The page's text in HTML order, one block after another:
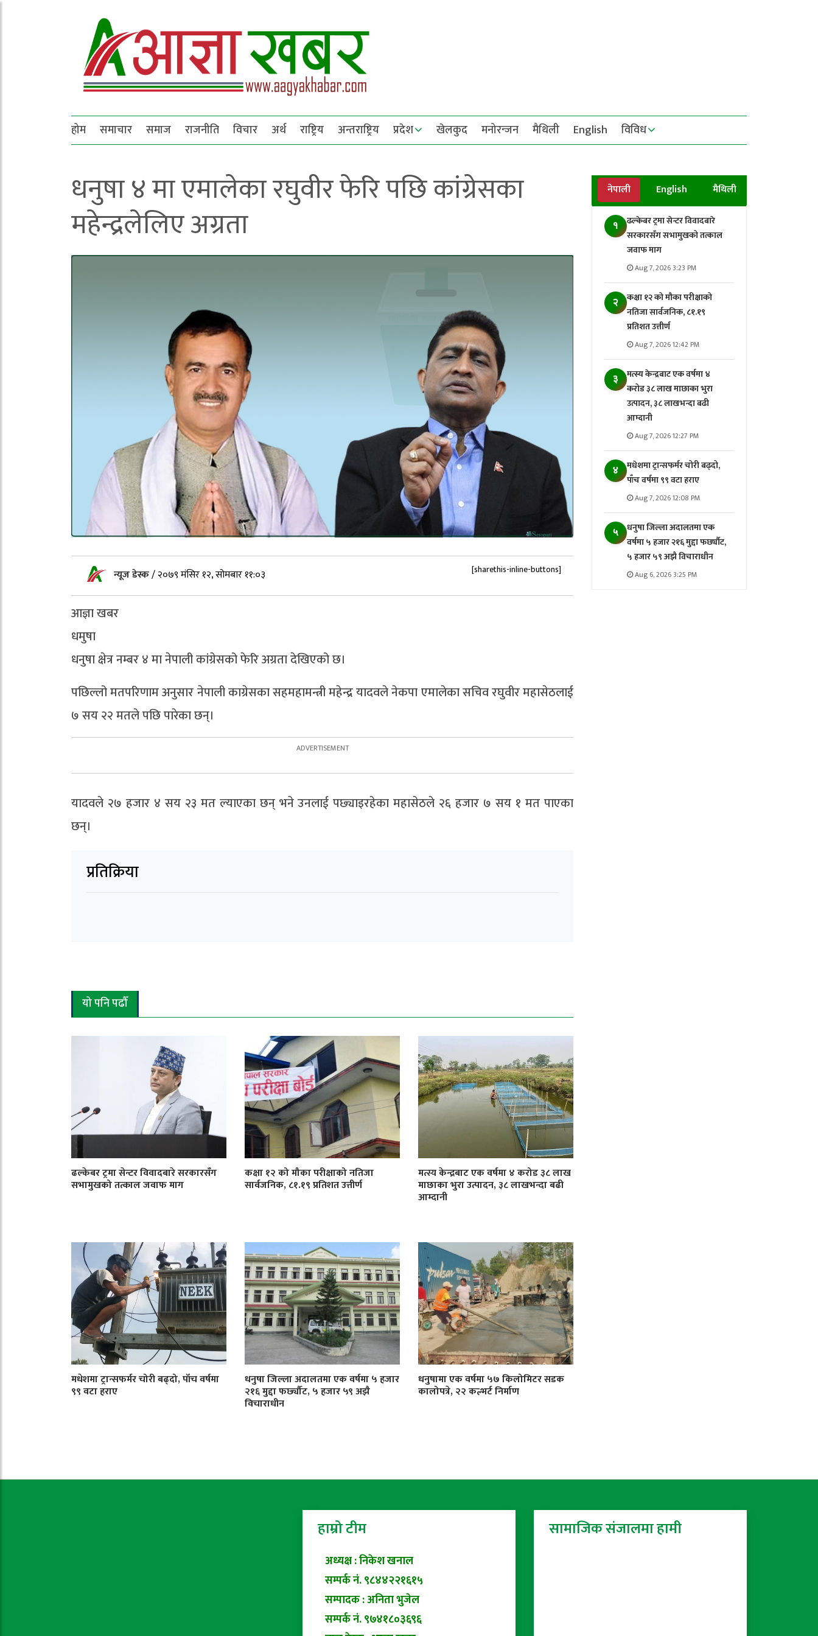
होम समाचार समाज राजनीति विचार अर्थ राष्ट्रिय अन्तराष्ट्रिय प्रदेश खेलकुद मनोरन्जन मैथिली English विविध
धनुषा ४ मा एमालेका रघुवीर फेरि पछि कांग्रेसका
महेन्द्रलेलिए अग्रता
न्यूज डेस्क/२०७९ मंसिर १२, सोमबार ११:०३ [sharethis-inline-buttons]
आज्ञा खबर
धमुषा
धनुषा क्षेत्र नम्बर ४ मा नेपाली कांग्रेसको फेरि अग्रता देखिएको छ।
पछिल्लो मतपरिणाम अनुसार नेपाली काग्रेसका सहमहामन्त्री महेन्द्र यादवले नेकपा एमालेका सचिव रघुवीर महासेठलाई
७ सय २२ मतले पछि पारेका छन्।
यादवले २७ हजार ४ सय २३ मत ल्याएका छन् भने उनलाई पछ्याइरहेका महासेठले २६ हजार ७ सय १ मत पाएका
छन्।
प्रतिक्रिया
नेपाली English मैथिली
१
ढल्केबर ट्रमा सेन्टर विवादबारे
सरकारसँग सभामुखको तत्काल
जवाफ माग
Aug 7, 2026 3:23 PM
२
कक्षा १२ को मौका परीक्षाको
नतिजा सार्वजनिक, ८१.१९
प्रतिशत उत्तीर्ण
Aug 7, 2026 12:42 PM
३
मत्स्य केन्द्रबाट एक वर्षमा ४
करोड ३८ लाख माछाका भुरा
उत्पादन, ३८ लाखभन्दा बढी
आम्दानी
Aug 7, 2026 12:27 PM
४
मधेशमा ट्रान्सफर्मर चोरी बढ्दो,
पाँच वर्षमा ९९ वटा हराए
Aug 7, 2026 12:08 PM
५
धनुषा जिल्ला अदालतमा एक
वर्षमा ५ हजार २१६ मुद्दा फर्छ्यौट,
५ हजार ५९ अझै विचाराधीन
Aug 6, 2026 3:25 PM
यो पनि पढौँ
ढल्केबर ट्रमा सेन्टर विवादबारे सरकारसँग
सभामुखको तत्काल जवाफ माग
कक्षा १२ को मौका परीक्षाको नतिजा
सार्वजनिक, ८१.१९ प्रतिशत उत्तीर्ण
मत्स्य केन्द्रबाट एक वर्षमा ४ करोड ३८ लाख
माछाका भुरा उत्पादन, ३८ लाखभन्दा बढी
आम्दानी
मधेशमा ट्रान्सफर्मर चोरी बढ्दो, पाँच वर्षमा
९९ वटा हराए
धनुषा जिल्ला अदालतमा एक वर्षमा ५ हजार
२१६ मुद्दा फर्छ्यौट, ५ हजार ५९ अझै
विचाराधीन
धनुषामा एक वर्षमा ५७ किलोमिटर सडक
कालोपत्रे, २२ कल्भर्ट निर्माण
हाम्रो टीम
अध्यक्ष : निकेश खनाल
सम्पर्क नं. ९८४४२२१६१५
सम्पादक : अनिता भुजेल
सम्पर्क नं. ९७४१८०३६९६
सामाजिक संजालमा हामी